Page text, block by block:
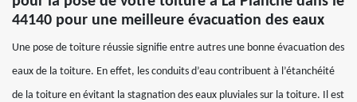
44140 pour une meilleure évacuation des eaux
Une pose de toiture réussie signifie entre autres une bonne évacuation des
eaux de la toiture. En effet, les conduits d’eau contribuent à l’étanchéité
de la toiture en évitant la stagnation des eaux pluviales sur la toiture. Il est